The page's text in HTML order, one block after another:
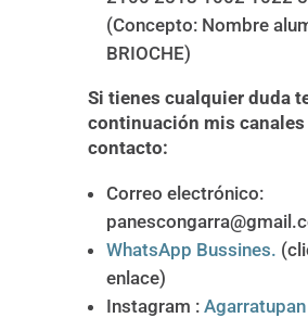
(Concepto: Nombre
BRIOCHE)
Si tienes cualquier duda
continuación mis canales
contacto:
Correo electrónico:
WhatsApp Bussines.
enlace)
Instagram : Agarratupan